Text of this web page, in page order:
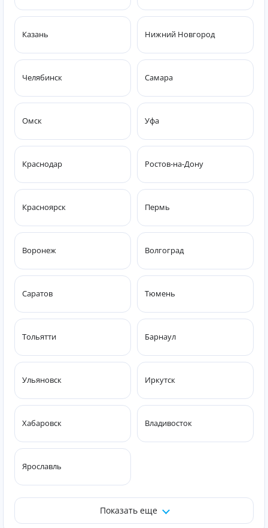
Казань Нижний Новгород
Челябинск Самара
Омск Уфа
Краснодар Ростов-на-Дону
Красноярск Пермь
Воронеж Волгоград
Саратов Тюмень
Тольятти Барнаул
Ульяновск Иркутск
Хабаровск Владивосток
Ярославль
Показать еще